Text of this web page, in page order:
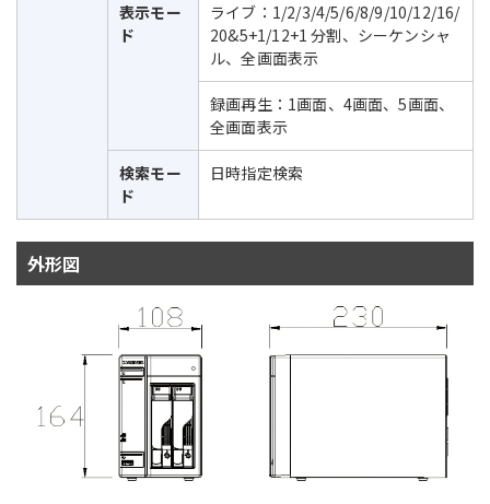
表示モー
ド
ライブ：1/2/3/4/5/6/8/9/10/12/16/
20&5+1/12+1 分割、シーケンシャ
ル、全画面表示
録画再生：1画面、4画面、5画面、
全画面表示
検索モー
ド
日時指定検索
外形図